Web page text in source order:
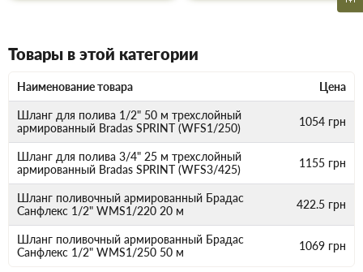
Товары в этой категории
Наименование товара Цена
Шланг для полива 1/2" 50 м трехслойный
армированный Bradas SPRINT (WFS1/250)
1054 грн
Шланг для полива 3/4" 25 м трехслойный
армированный Bradas SPRINT (WFS3/425)
1155 грн
Шланг поливочный армированный Брадас
Санфлекс 1/2" WMS1/220 20 м
422.5 грн
Шланг поливочный армированный Брадас
Санфлекс 1/2" WMS1/250 50 м
1069 грн